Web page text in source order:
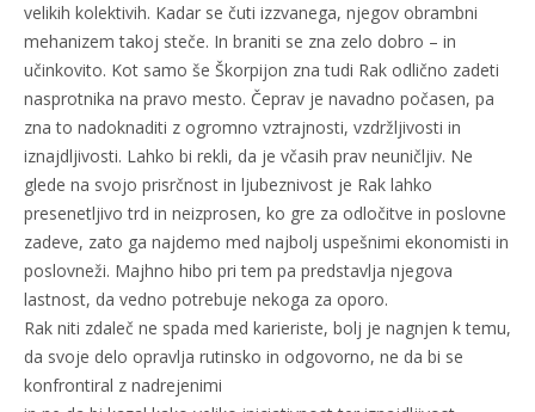
velikih kolektivih. Kadar se čuti izzvanega, njegov obrambni
mehanizem takoj steče. In braniti se zna zelo dobro – in
učinkovito. Kot samo še Škorpijon zna tudi Rak odlično zadeti
nasprotnika na pravo mesto. Čeprav je navadno počasen, pa
zna to nadoknaditi z ogromno vztrajnosti, vzdržljivosti in
iznajdljivosti. Lahko bi rekli, da je včasih prav neuničljiv. Ne
glede na svojo prisrčnost in ljubeznivost je Rak lahko
presenetljivo trd in neizprosen, ko gre za odločitve in poslovne
zadeve, zato ga najdemo med najbolj uspešnimi ekonomisti in
poslovneži. Majhno hibo pri tem pa predstavlja njegova
lastnost, da vedno potrebuje nekoga za oporo.
Rak niti zdaleč ne spada med karieriste, bolj je nagnjen k temu,
da svoje delo opravlja rutinsko in odgovorno, ne da bi se
konfrontiral z nadrejenimi